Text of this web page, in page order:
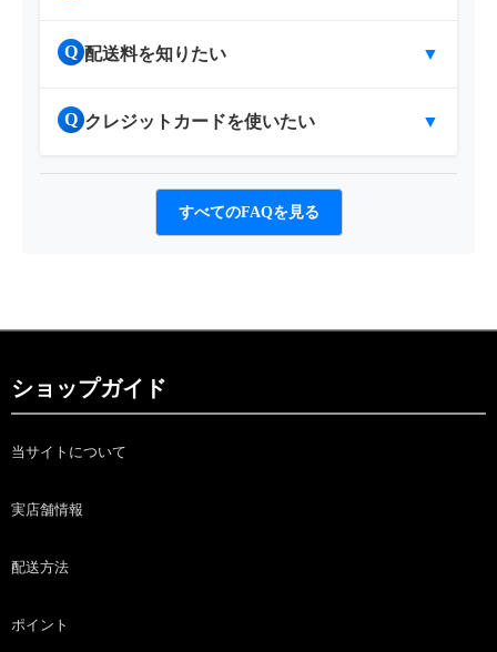
Q 配送料を知りたい ▼
Q クレジットカードを使いたい ▼
すべてのFAQを見る
ショップガイド
当サイトについて
実店舗情報
配送方法
ポイント